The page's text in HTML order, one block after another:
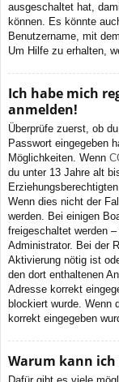
ausgeschaltet hat,
können. Es könnte
Benutzername, mit
Um Hilfe zu erhalten,
Ich habe mich
anmelden!
Überprüfe zuerst, ob
Passwort eingegeben
Möglichkeiten. Wenn
du unter 13 Jahre alt
Wenn dies nicht der
werden. Bei einigen
freigeschaltet werden
Administrator. Bei der
Aktivierung nötig ist
den dort enthaltenen
Adresse korrekt
blockiert wurde. Wenn
korrekt eingegeben
Warum kann